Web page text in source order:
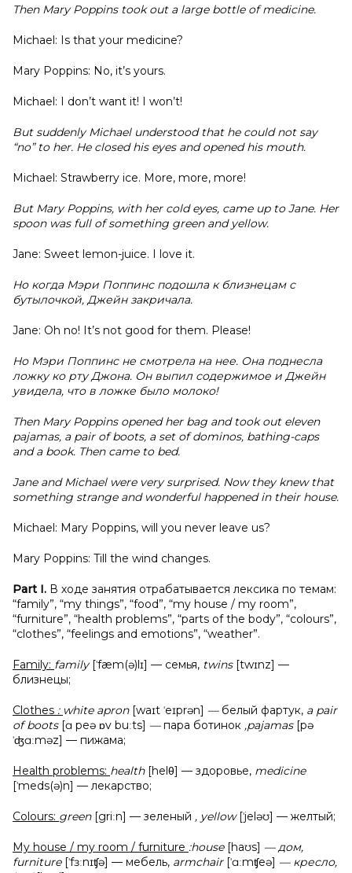
Then Mary Poppins took out a large bottle of medicine.
Michael: Is that your medicine?
Mary Poppins: No, it’s yours.
Michael: I don’t want it! I won’t!
But suddenly Michael understood that he could not say
“no” to her. He closed his eyes and opened his mouth.
Michael: Strawberry ice. More, more, more!
But Mary Poppins, with her cold eyes, came up to Jane. Her
spoon was full of something green and yellow.
Jane: Sweet lemon-juice. I love it.
Но когда Мэри Поппинс подошла к близнецам с
бутылочкой, Джейн закричала.
Jane: Oh no! It’s not good for them. Please!
Но Мэри Поппинс не смотрела на нее. Она поднесла
ложку ко рту Джона. Он выпил содержимое и Джейн
увидела, что в ложке было молоко!
Then Mary Poppins opened her bag and took out eleven
pajamas, a pair of boots, a set of dominos, bathing-caps
and a book. Then came to bed.
Jane and Michael were very surprised. Now they knew that
something strange and wonderful happened in their house.
Michael: Mary Poppins, will you never leave us?
Mary Poppins: Till the wind changes.
Part I. В ходе занятия отрабатывается лексика по темам:
“family”, “my things”, “food”, “my house / my room”,
“furniture”, “health problems”, “parts of the body”, “colours”,
“clothes”, “feelings and emotions”, “weather”.
Family: family[ˈfæm(ə)lɪ] — семья, twins [twɪnz] —
близнецы;
Clothes : white apron [waɪt ˈeɪprən] — белый фартук, a pair
of boots [ɑ peə ɒv buːts] —пара ботинок ,pajamas [pə
ˈʤɑːməz] — пижама;
Health problems: health [helθ] — здоровье, medicine
[ˈmeds(ə)n] — лекарство;
Сolours: green [griːn] — зеленый , yellow[ˈjeləʊ] — желтый;
My house / my room / furniture :house [haʊs] — дом,
furniture [ˈfɜːnɪʧə] — мебель, armchair [ˈɑːmʧeə] — кресло,